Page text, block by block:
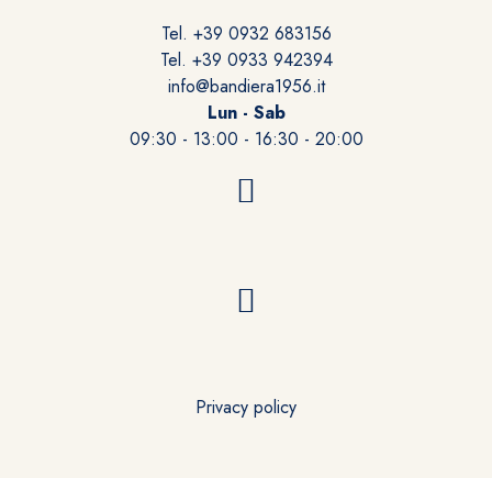
Tel. +39 0932 683156
Tel. +39 0933 942394
info@bandiera1956.it
Lun - Sab
09:30 - 13:00 - 16:30 - 20:00
Privacy policy